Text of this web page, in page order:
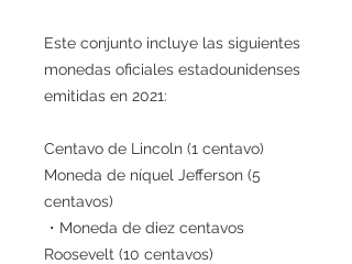
Este conjunto incluye las siguientes
monedas oficiales estadounidenses
emitidas en 2021:
Centavo de Lincoln (1 centavo)
Moneda de níquel Jefferson (5
centavos)
・Moneda de diez centavos
Roosevelt (10 centavos)